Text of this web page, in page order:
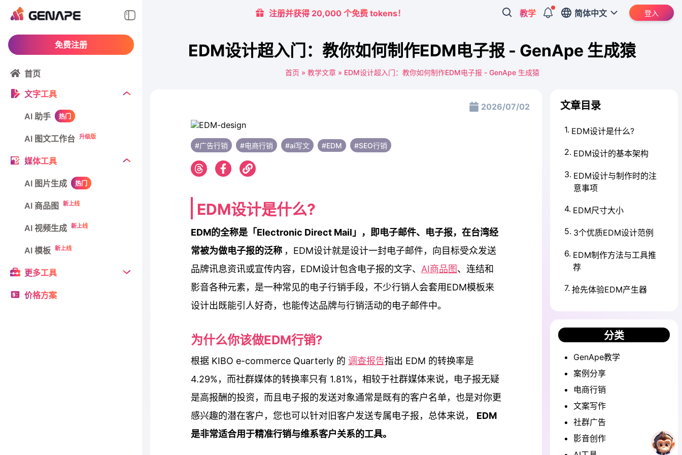
免费注册
首页
文字工具
AI 助手 热门
AI 图文工作台 升级版
媒体工具
AI 图片生成 热门
AI 商品图 新上线
AI 视频生成 新上线
AI 模板 新上线
更多工具
价格方案
注册并获得 20,000 个免费 tokens！ 教学 简体中文 登入
EDM设计超入门：教你如何制作EDM电子报 - GenApe 生成猿
首页 » 教学文章» EDM设计超入门：教你如何制作EDM电子报 - GenApe 生成猿
2026/07/02
#广告行销 #电商行销 #ai写文 #EDM #SEO行销
EDM设计是什么?
EDM的全称是「Electronic Direct Mail」，即电子邮件、电子报，在台湾经
常被为做电子报的泛称 ，EDM设计就是设计一封电子邮件，向目标受众发送
品牌讯息资讯或宣传内容，EDM设计包含电子报的文字、 AI商品图、连结和
影音各种元素，是一种常见的电子行销手段，不少行销人会套用EDM模板来
设计出既能引人好奇，也能传达品牌与行销活动的电子邮件中。
为什么你该做EDM行销?
根据 KIBO e-commerce Quarterly 的 调查报告指出 EDM 的转换率是
4.29%，而社群媒体的转换率只有 1.81%，相较于社群媒体来说，电子报无疑
是高报酬的投资，而且电子报的发送对象通常是既有的客户名单，也是对你更
感兴趣的潜在客户，您也可以针对旧客户发送专属电子报，总体来说， EDM
是非常适合用于精准行销与维系客户关系的工具。
文章目录
1. EDM设计是什么?
2. EDM设计的基本架构
3. EDM设计与制作时的注
意事项
4. EDM尺寸大小
5. 3个优质EDM设计范例
6. EDM制作方法与工具推
荐
7. 抢先体验EDM产生器
分类
GenApe教学
案例分享
电商行销
文案写作
社群广告
影音创作